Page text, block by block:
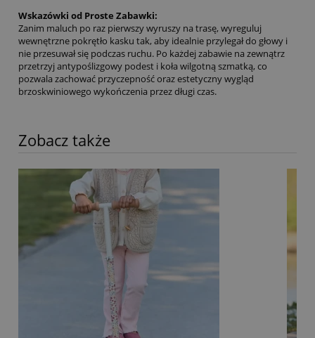
Wskazówki od Proste Zabawki:
Zanim maluch po raz pierwszy wyruszy na trasę, wyreguluj
wewnętrzne pokrętło kasku tak, aby idealnie przylegał do głowy i
nie przesuwał się podczas ruchu. Po każdej zabawie na zewnątrz
przetrzyj antypoślizgowy podest i koła wilgotną szmatką, co
pozwala zachować przyczepność oraz estetyczny wygląd
brzoskwiniowego wykończenia przez długi czas.
Zobacz także